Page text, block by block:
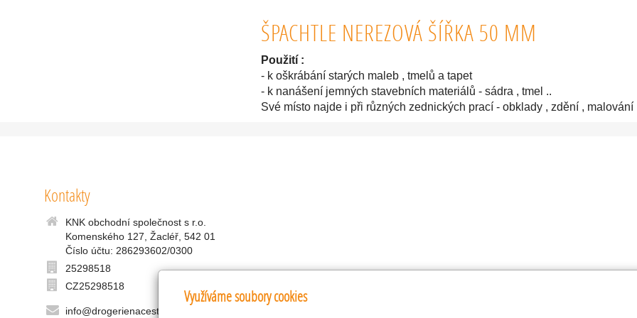
ŠPACHTLE NEREZOVÁ ŠÍŘKA 50 MM
Použití :
- k oškrábání starých maleb , tmelů a tapet
- k nanášení jemných stavebních materiálů - sádra , tmel ..
Své místo najde i při různých zednických prací - obklady , zdění ,
Kontakty
KNK obchodní společnost s r.o.
Komenského 127, Žacléř, 542 01
Číslo účtu: 286293602/0300
25298518
CZ25298518
info@drogerienacestach.cz
Využíváme soubory cookies